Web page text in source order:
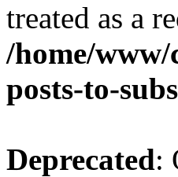
treated as a
/home/
posts-to-
Deprecated: